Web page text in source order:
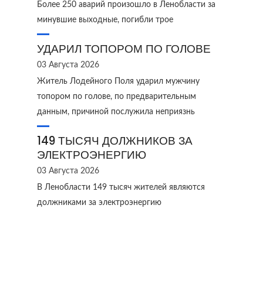
Более 250 аварий произошло в Ленобласти за
минувшие выходные, погибли трое
УДАРИЛ ТОПОРОМ ПО ГОЛОВЕ
03 Августа 2026
Житель Лодейного Поля ударил мужчину
топором по голове, по предварительным
данным, причиной послужила неприязнь
149 ТЫСЯЧ ДОЛЖНИКОВ ЗА
ЭЛЕКТРОЭНЕРГИЮ
03 Августа 2026
В Ленобласти 149 тысяч жителей являются
должниками за электроэнергию